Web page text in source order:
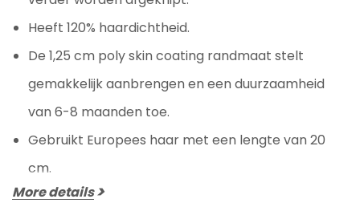
Heeft 120% haardichtheid.
De 1,25 cm poly skin coating randmaat stelt
gemakkelijk aanbrengen en een duurzaamheid
van 6-8 maanden toe.
Gebruikt Europees haar met een lengte van 20
cm.
More details